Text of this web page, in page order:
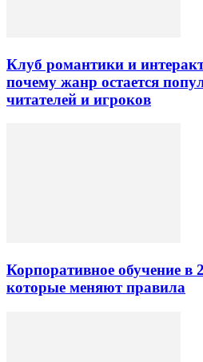
Клуб романтики и
почему жанр остается
читателей и игроков
Корпоративное обучение в
которые меняют правила